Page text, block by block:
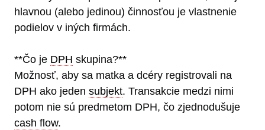
hlavnou (alebo jedinou) činnosťou je vlastnenie
podielov v iných firmách.
**Čo je DPH skupina?**
Možnosť, aby sa matka a dcéry registrovali na
DPH ako jeden subjekt. Transakcie medzi nimi
potom nie sú predmetom DPH, čo zjednodušuje
cash flow.